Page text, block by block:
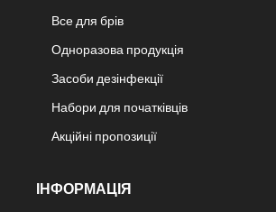
Все для брів
Одноразова продукція
Засоби дезінфекції
Набори для початківців
Акційні пропозиції
ІНФОРМАЦІЯ